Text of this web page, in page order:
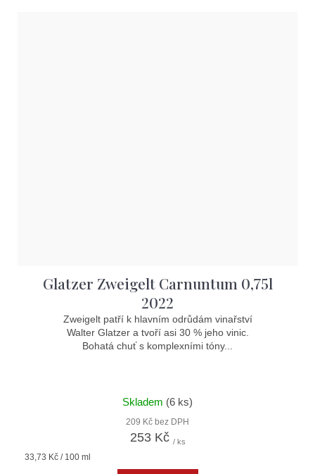
Glatzer Zweigelt Carnuntum 0,75l
2022
Zweigelt patří k hlavním odrůdám vinařství
Walter Glatzer a tvoří asi 30 % jeho vinic.
Bohatá chuť s komplexními tóny...
Skladem (6 ks)
209 Kč bez DPH
253 Kč / ks
Měrná
33,73 Kč / 100 ml